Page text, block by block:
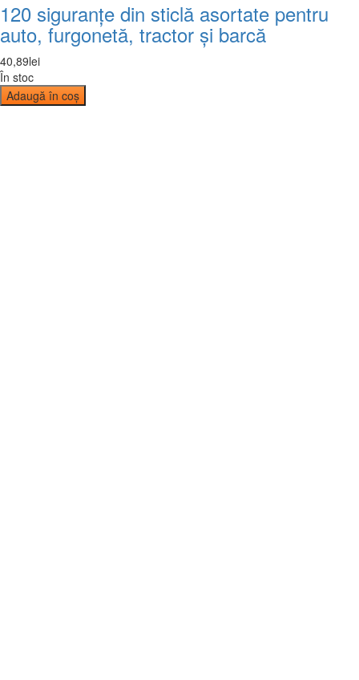
120 siguranțe din sticlă asortate pentru
auto, furgonetă, tractor și barcă
40,89lei
În stoc
Adaugă în coș